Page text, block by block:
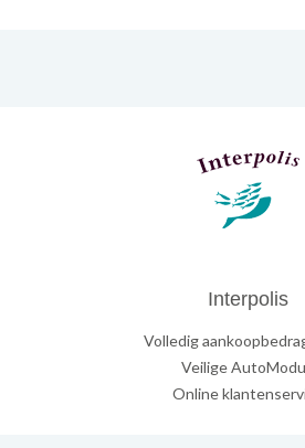
Interpolis
Volledig
Veilige
Online